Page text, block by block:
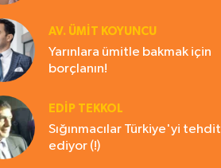
AV. ÜMIT KOYUNCU
Yarınlara ümitle bakmak için
borçlanın!
EDIP TEKKOL
Sığınmacılar Türkiye'yi tehdit
ediyor (!)